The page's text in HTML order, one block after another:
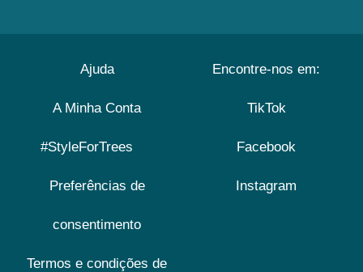
Ajuda
A Minha Conta
#StyleForTrees
Preferências de
consentimento
Termos e condições de
Encontre-nos em:
TikTok
Facebook
Instagram